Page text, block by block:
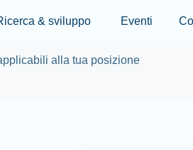
Skip to main content
& sviluppo Eventi
alla tua posizione